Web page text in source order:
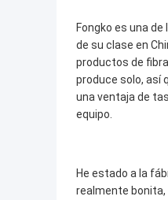
Fongko es una
de su clase en
productos de
produce solo, así
una ventaja de
equipo.
He estado a la
realmente